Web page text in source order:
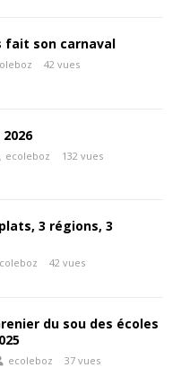
fait son carnaval
42 vues
ecoleboz 132 vues
3 régions, 3
42 vues
du sou des écoles
ecoleboz 37 vues